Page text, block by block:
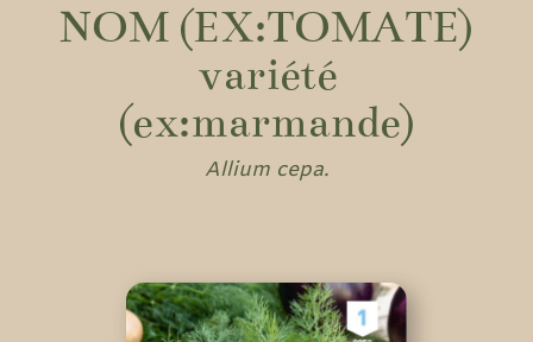
NOM (EX:TOMATE)
variété
(ex:marmande)
Allium cepa.